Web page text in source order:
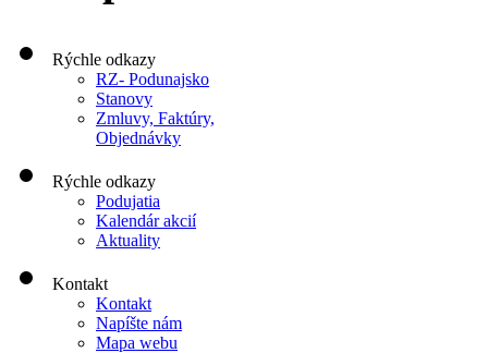
Rýchle odkazy
RZ- Podunajsko
Stanovy
Zmluvy, Faktúry,
Objednávky
Rýchle odkazy
Podujatia
Kalendár akcií
Aktuality
Kontakt
Kontakt
Napíšte nám
Mapa webu